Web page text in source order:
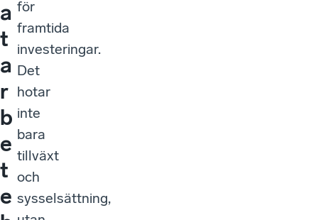
a
t
a
r
b
e
t
e
för
framtida
investeringar.
Det
hotar
inte
bara
tillväxt
och
sysselsättning,